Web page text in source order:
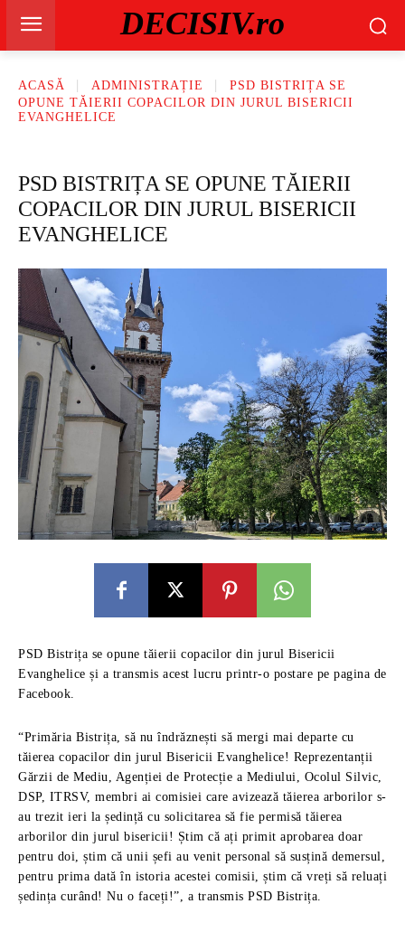
DECISIV.ro
ACASĂ ADMINISTRAȚIE
PSD BISTRIȚA SE
OPUNE TĂIERII COPACILOR DIN JURUL BISERICII
EVANGHELICE
PSD BISTRIȚA SE OPUNE TĂIERII
COPACILOR DIN JURUL BISERICII
EVANGHELICE
PSD Bistrița se opune tăierii copacilor din jurul Bisericii
Evanghelice și a transmis acest lucru printr-o postare pe pagina de
Facebook.
“Primăria Bistrița, să nu îndrăznești să mergi mai departe cu
tăierea copacilor din jurul Bisericii Evanghelice! Reprezentanții
Gărzii de Mediu, Agenției de Protecție a Mediului, Ocolul Silvic,
DSP, ITRSV, membri ai comisiei care avizează tăierea arborilor s-
au trezit ieri la ședință cu solicitarea să fie permisă tăierea
arborilor din jurul bisericii! Știm că ați primit aprobarea doar
pentru doi, știm că unii șefi au venit personal să susțină demersul,
pentru prima dată în istoria acestei comisii, știm că vreți să reluați
ședința curând! Nu o faceți!”, a transmis PSD Bistrița.